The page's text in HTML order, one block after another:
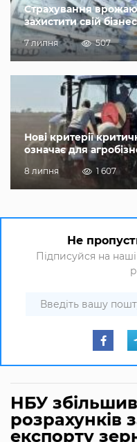
Страхування
захистити свій бізнес
7 липня 507
Нові критерії
означає для
8 липня 1 607
Не
Підписуйся на
НБУ
розрахунків
експорту